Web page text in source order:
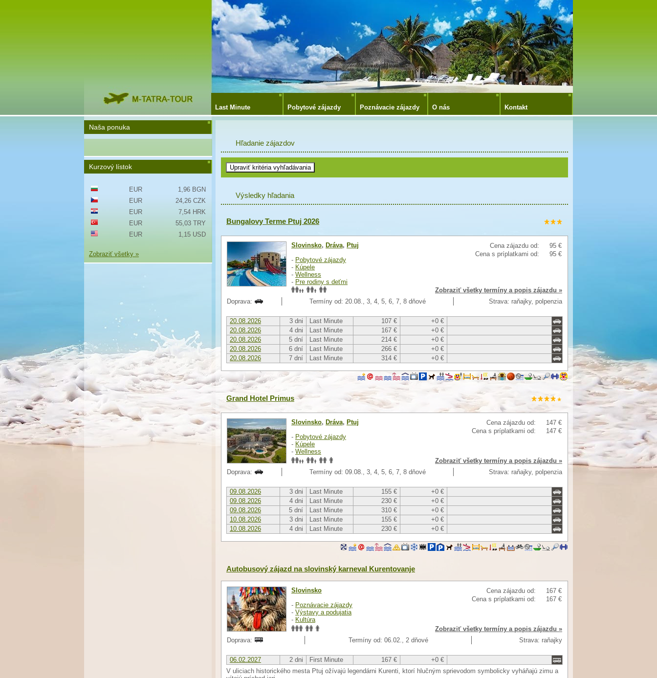
Last Minute Pobytové zájazdy Poznávacie zájazdy O nás Kontakt
Hľadanie zájazdov
Výsledky hľadania
Bungalovy Terme Ptuj 2026
Cena zájazdu od:
95 €
Cena s príplatkami od:
95 €
Slovinsko, Dráva, Ptuj
- Pobytové zájazdy
- Kúpele
- Wellness
- Pre rodiny s deťmi
Zobraziť všetky termíny a popis zájazdu »
Doprava:
Termíny od: 20.08., 3, 4, 5, 6, 7, 8 dňové Strava: raňajky, polpenzia
20.08.2026 3 dni Last Minute 107 €
+0 €
20.08.2026
4 dni Last Minute 167 €
+0 €
20.08.2026
5 dní Last Minute 214 €
+0 €
20.08.2026
6 dní Last Minute 266 €
+0 €
20.08.2026
7 dní Last Minute 314 € +0 €
Grand Hotel Primus
Cena zájazdu od:
147 €
Cena s príplatkami od:
147 €
Slovinsko, Dráva, Ptuj
- Pobytové zájazdy
- Kúpele
- Wellness
Zobraziť všetky termíny a popis zájazdu »
Doprava:
Termíny od: 09.08., 3, 4, 5, 6, 7, 8 dňové Strava: raňajky, polpenzia
09.08.2026 3 dni Last Minute 155 €
+0 €
09.08.2026
4 dni Last Minute 230 €
+0 €
09.08.2026
5 dní Last Minute 310 €
+0 €
10.08.2026
3 dni Last Minute 155 €
+0 €
10.08.2026
4 dni Last Minute 230 € +0 €
Autobusový zájazd na slovinský karneval Kurentovanje
Cena zájazdu od:
167 €
Cena s príplatkami od:
167 €
Slovinsko
- Poznávacie zájazdy
- Výstavy a podujatia
- Kultúra
Zobraziť všetky termíny a popis zájazdu »
Doprava:
Termíny od: 06.02., 2 dňové Strava: raňajky
06.02.2027 2 dni First Minute 167 €
+0 €
V uliciach historického mesta Ptuj ožívajú legendárni Kurenti, ktorí hlučným sprievodom symbolicky vyháňajú zimu a
Naša ponuka
Kurzový lístok
EUR
1,96 BGN
EUR
24,26 CZK
EUR
7,54 HRK
EUR
55,03 TRY
EUR
1,15 USD
Zobraziť všetky »